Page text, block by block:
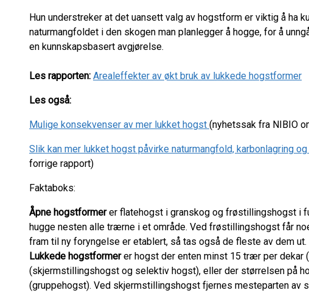
Hun understreker at det uansett valg av hogstform er viktig å ha
naturmangfoldet i den skogen man planlegger å hogge, for å
en kunnskapsbasert avgjørelse.
Les rapporten: Arealeffekter av økt bruk av lukkede hogstformer
Les også:
Mulige konsekvenser av mer lukket hogst (nyhetssak fra NIBIO
Slik kan mer lukket hogst påvirke naturmangfold, karbonlagring
forrige rapport)
Faktaboks:
Åpne hogstformerer flatehogst i granskog og frøstillingshogst i
hugge nesten alle trærne i et område. Ved frøstillingshogst får
fram til ny foryngelse er etablert, så tas også de fleste av dem ut.
Lukkede hogstformerer hogst der enten minst 15 trær per dekar
(skjermstillingshogst og selektiv hogst), eller der størrelsen på
(gruppehogst). Ved skjermstillingshogst fjernes mesteparten av